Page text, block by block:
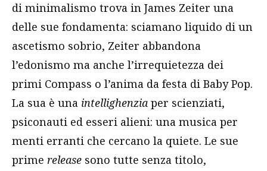
di minimalismo trova in James Zeiter una
delle sue fondamenta: sciamano liquido di un
ascetismo sobrio, Zeiter abbandona
l’edonismo ma anche l’irrequietezza dei
primi Compass o l’anima da festa di Baby Pop.
La sua è una intellighenzia per scienziati,
psiconauti ed esseri alieni: una musica per
menti erranti che cercano la quiete. Le sue
prime release sono tutte senza titolo,